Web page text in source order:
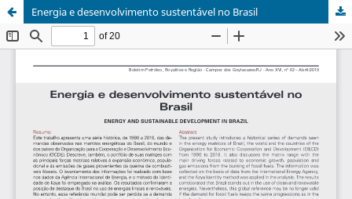
Energia e desenvolvimento sustentável no Brasil